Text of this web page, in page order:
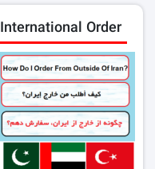
International Order